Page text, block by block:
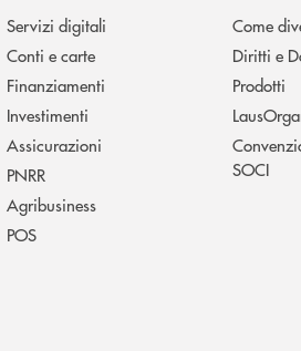
Servizi digitali
Conti e carte
Finanziamenti
Investimenti
Assicurazioni
PNRR
Agribusiness
POS
Come
Diritti e
Prodotti
SOCI